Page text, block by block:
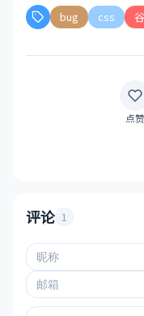
bug css
点赞
评论 1